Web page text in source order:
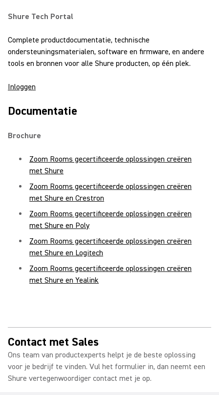
Shure Tech Portal
Complete productdocumentatie, technische
ondersteuningsmaterialen, software en firmware, en andere
tools en bronnen voor alle Shure producten, op één plek.
Inloggen
Documentatie
Brochure
Zoom Rooms gecertificeerde oplossingen creëren
met Shure
Zoom Rooms gecertificeerde oplossingen creëren
met Shure en Crestron
Zoom Rooms gecertificeerde oplossingen creëren
met Shure en Poly
Zoom Rooms gecertificeerde oplossingen creëren
met Shure en Logitech
Zoom Rooms gecertificeerde oplossingen creëren
met Shure en Yealink
Contact met Sales
Ons team van productexperts helpt je de beste oplossing
voor je bedrijf te vinden. Vul het formulier in, dan neemt een
Shure vertegenwoordiger contact met je op.